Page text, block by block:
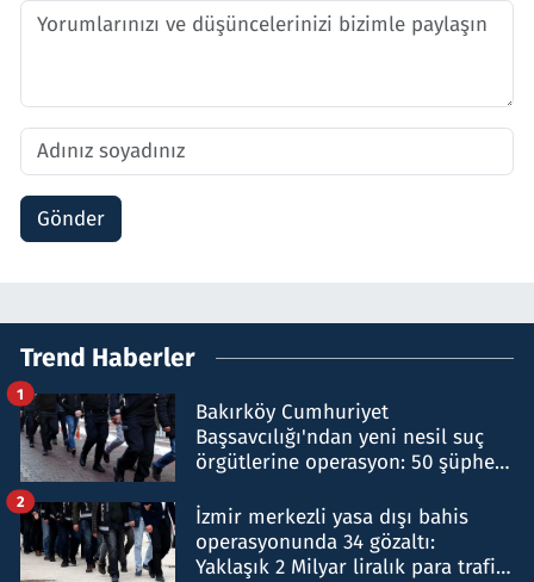
Gönder
Trend Haberler
Bakırköy Cumhuriyet
Başsavcılığı'ndan yeni nesil suç
örgütlerine operasyon: 50 şüpheli
1
İzmir merkezli yasa dışı bahis
operasyonunda 34 gözaltı:
Yaklaşık 2 Milyar liralık para trafiği
2